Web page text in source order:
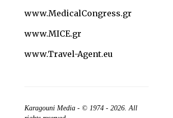
www.MedicalCongress.gr
www.MICE.gr
www.Travel-Agent.eu
Karagouni Media - © 1974 - 2026. All